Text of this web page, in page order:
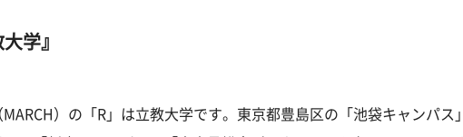
学』
MARCH）の「R」は立教大学です。東京都豊島区の「池袋キャンパス」